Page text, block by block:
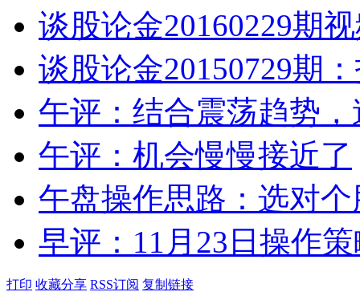
谈股论金20160229期
谈股论金20150729期
午评：结合震荡趋势
午评：机会慢慢接近了
午盘操作思路：选对
早评：11月23日操作
打印 收藏分享 RSS订阅 复制链接